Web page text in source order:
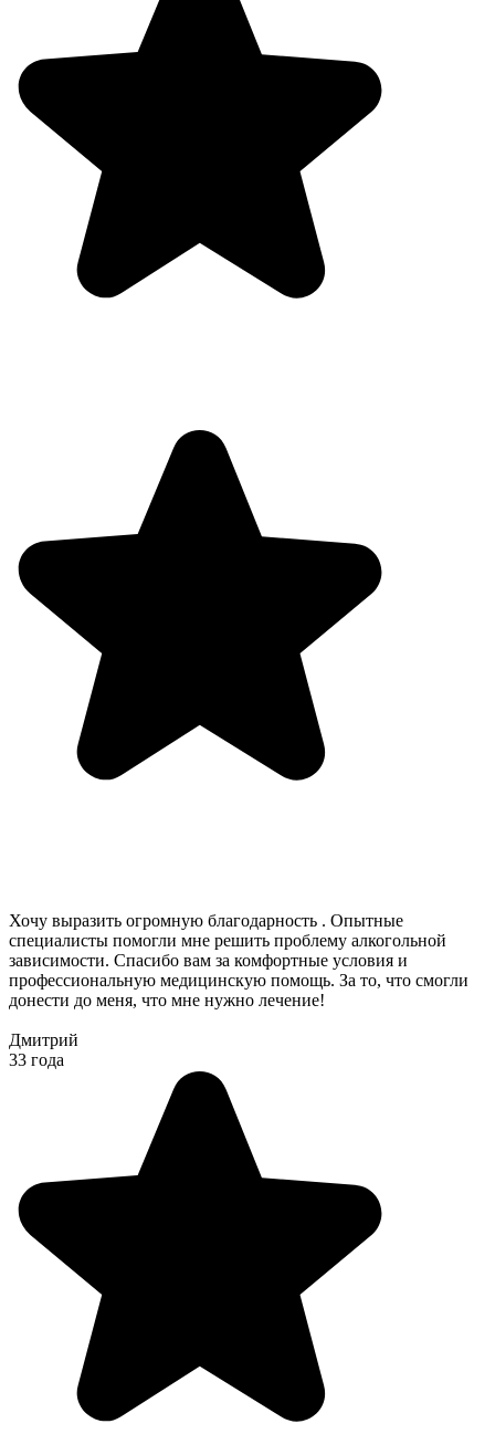
Хочу выразить огромную благодарность . Опытные
специалисты помогли мне решить проблему алкогольной
зависимости. Спасибо вам за комфортные условия и
профессиональную медицинскую помощь. За то, что смогли
донести до меня, что мне нужно лечение!
Дмитрий
33 года